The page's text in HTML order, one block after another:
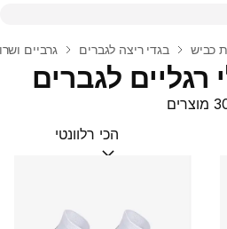
כביש בגדי ריצה לגברים גרביים
רגליים לגברים
מיין לפי:(optional)